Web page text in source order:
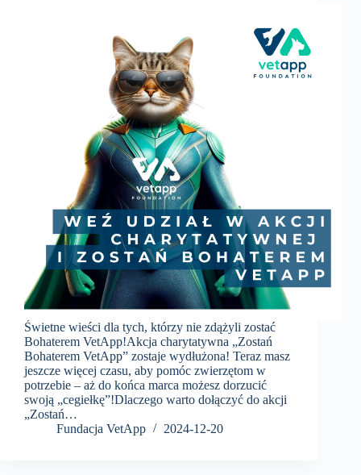
Świetne wieści dla tych, którzy nie zdążyli zostać
Bohaterem VetApp!Akcja charytatywna „Zostań
Bohaterem VetApp” zostaje wydłużona! Teraz masz
jeszcze więcej czasu, aby pomóc zwierzętom w
potrzebie – aż do końca marca możesz dorzucić
swoją „cegiełkę”!Dlaczego warto dołączyć do akcji
„Zostań…
Fundacja VetApp
2024-12-20